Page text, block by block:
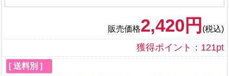
販売価格2,420円 (税込)
獲得ポイント：121pt
[ 送料別 ]